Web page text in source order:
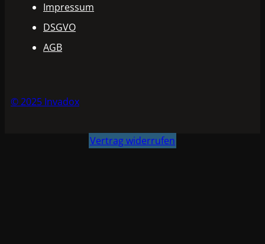
Impressum
DSGVO
AGB
© 2025 Invadox
Vertrag widerrufen